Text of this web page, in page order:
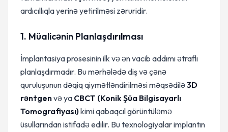
ardıcıllıqla yerinə yetirilməsi zəruridir.
1. Müalicənin Planlaşdırılması
İmplantasiya prosesinin ilk və ən vacib addımı ətraflı
planlaşdırmadır. Bu mərhələdə diş və çənə
quruluşunun dəqiq qiymətləndirilməsi məqsədilə3D
rəntgenvə ya CBCT (Konik Şüa Bilgisayarlı
Tomografiyası)kimi qabaqcıl görüntüləmə
üsullarından istifadə edilir. Bu texnologiyalar implantın